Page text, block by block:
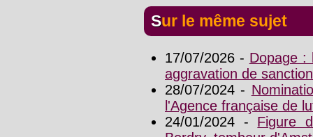
Sur le même sujet
17/07/2026 - Dopage :
aggravation de
28/07/2024 -
l'Agence française de
24/01/2024 - Figure